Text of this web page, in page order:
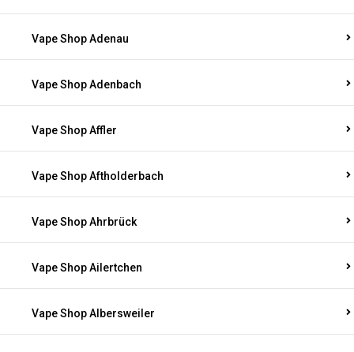
Vape Shop Adenau
Vape Shop Adenbach
Vape Shop Affler
Vape Shop Aftholderbach
Vape Shop Ahrbrück
Vape Shop Ailertchen
Vape Shop Albersweiler